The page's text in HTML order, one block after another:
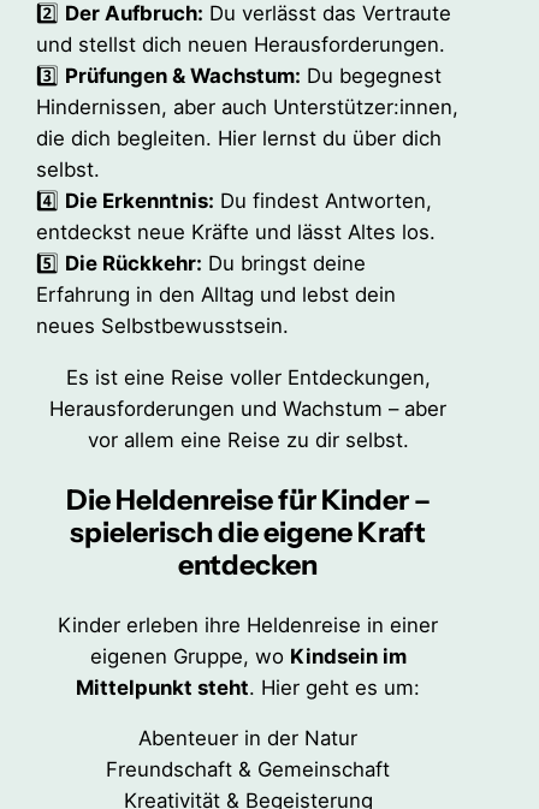
2️⃣ Der Aufbruch: Du verlässt das Vertraute
und stellst dich neuen Herausforderungen.
3️⃣ Prüfungen & Wachstum: Du begegnest
Hindernissen, aber auch Unterstützer:innen,
die dich begleiten. Hier lernst du über dich
selbst.
4️⃣ Die Erkenntnis: Du findest Antworten,
entdeckst neue Kräfte und lässt Altes los.
5️⃣ Die Rückkehr: Du bringst deine
Erfahrung in den Alltag und lebst dein
neues Selbstbewusstsein.
Es ist eine Reise voller Entdeckungen,
Herausforderungen und Wachstum – aber
vor allem eine Reise zu dir selbst.
Die Heldenreise für Kinder –
spielerisch die eigene Kraft
entdecken
Kinder erleben ihre Heldenreise in einer
eigenen Gruppe, wo Kindsein im
Mittelpunkt steht. Hier geht es um:
Abenteuer in der Natur
Freundschaft & Gemeinschaft
Kreativität & Begeisterung